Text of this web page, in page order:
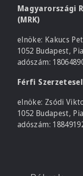
Magyarországi
(MRK)
elnöke: Kakucs
1052 Budapest,
adószám:
Férfi
elnöke: Zsódi
1052 Budapest,
adószám: